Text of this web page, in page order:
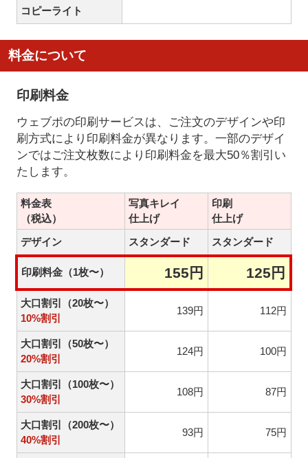
コピーライト
料金について
印刷料金
ウェブポの印刷サービスは、ご注文のデザインや印
刷方式により印刷料金が異なります。一部のデザイ
ンではご注文枚数により印刷料金を最大50％割引い
たします。
料金表
（税込）
写真キレイ
仕上げ
印刷
仕上げ
デザイン
スタンダード スタンダード
印刷料金（1枚〜） 155円 125円
大口割引（20枚〜）
10%割引
139円 112円
大口割引（50枚〜）
20%割引
124円 100円
大口割引（100枚〜）
30%割引
108円 87円
大口割引（200枚〜）
40%割引
93円 75円